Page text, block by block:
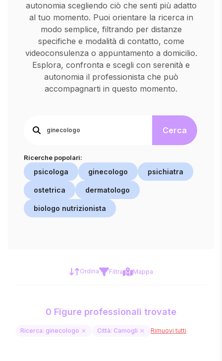
autonomia scegliendo ciò che senti più adatto
al tuo momento. Puoi orientare la ricerca in
modo semplice, filtrando per distanze
specifiche e modalità di contatto, come
videoconsulenza o appuntamento a domicilio.
Esplora, confronta e scegli con serenità e
autonomia il professionista che può
accompagnarti in questo momento.
Cerca
Ricerche popolari:
psicologa ginecologo psichiatra
ostetrica dermatologo
biologo nutrizionista
Ordina Filtra Mappa
0 Figure professionali trovate
Ricerca: ginecologo Città: Camogli Rimuovi tutti